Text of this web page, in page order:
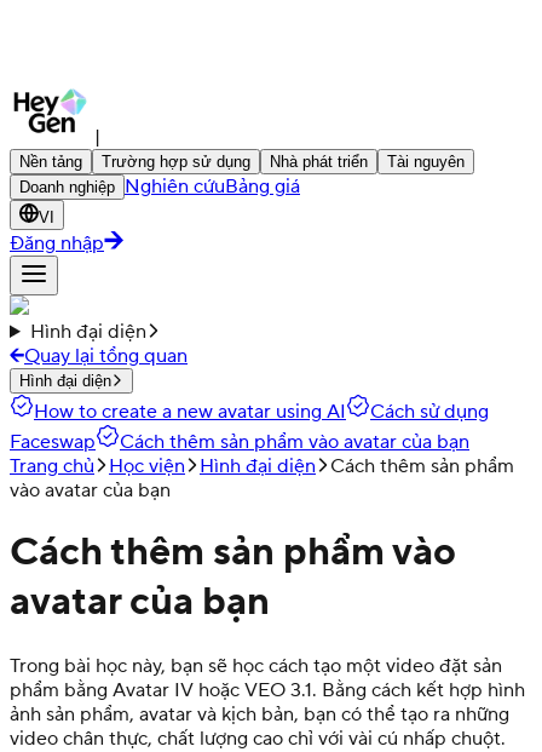
|
Nền tảng Trường hợp sử dụng Nhà phát triển
Tài nguyên
Doanh nghiệp Nghiên cứuBảng giá
VI
Đăng nhập
Hình đại diện
Quay lại tổng quan
Hình đại diện
How to create a new avatar using AI
Cách sử dụng
Faceswap
Cách thêm sản phẩm vào avatar của bạn
Trang chủ
Học viện Hình đại diện
Cách thêm sản phẩm
vào avatar của bạn
Cách thêm sản phẩm vào
avatar của bạn
Trong bài học này, bạn sẽ học cách tạo một video đặt sản
phẩm bằng Avatar IV hoặc VEO 3.1. Bằng cách kết hợp hình
ảnh sản phẩm, avatar và kịch bản, bạn có thể tạo ra những
video chân thực, chất lượng cao chỉ với vài cú nhấp chuột.